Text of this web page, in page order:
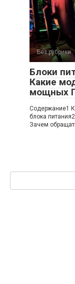
Без рубрики
Блоки
Какие
мощных
Содержание1
блока
Зачем